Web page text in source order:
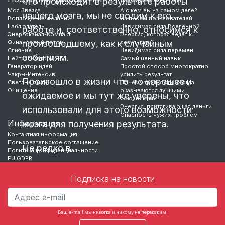
нашего мозга, мы не сводим к его
работе и, соответственно, относимся к
произошедшему, как к случайным
событиям.
Произошло в жизни что-то хорошее и
ожидаемое и мы тут же уверены, что
использовали для этого возможности
мозга для получения результата.
Не редко в
Моя Звезда
Воплощение желаний
Наблюдатель
Энергоканал-Компакт
Финансовый поток
Слияние
Нейтрализатор НЛП
Генератор идей
Чакры-Интенсив
Светлые силы
Очищение
А с кем вы на самом деле?
Из писем пользователей
Невидимая сила Вселенной
Энергия, которая ведет к
результату
Невидимая сила перемен
Самый ценный навык
Простой способ многократно
усилить результат
Почему трудности иногда
оказываются лучшими
союзниками
Энергия, притягивающая деньги
Опасность чужих проблем
Информация
Контактная информация
Пользовательское соглашение
Политика конфиденциальности
EU GDPR
Подписка на новости
Ваш e-mail мы никогда и никому не передадим.